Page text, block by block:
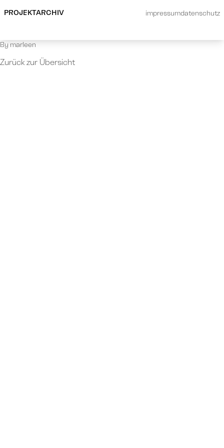
PROJEKTARCHIV impressumdatenschutz
Fernweh
By marleen
Zurück zur Übersicht